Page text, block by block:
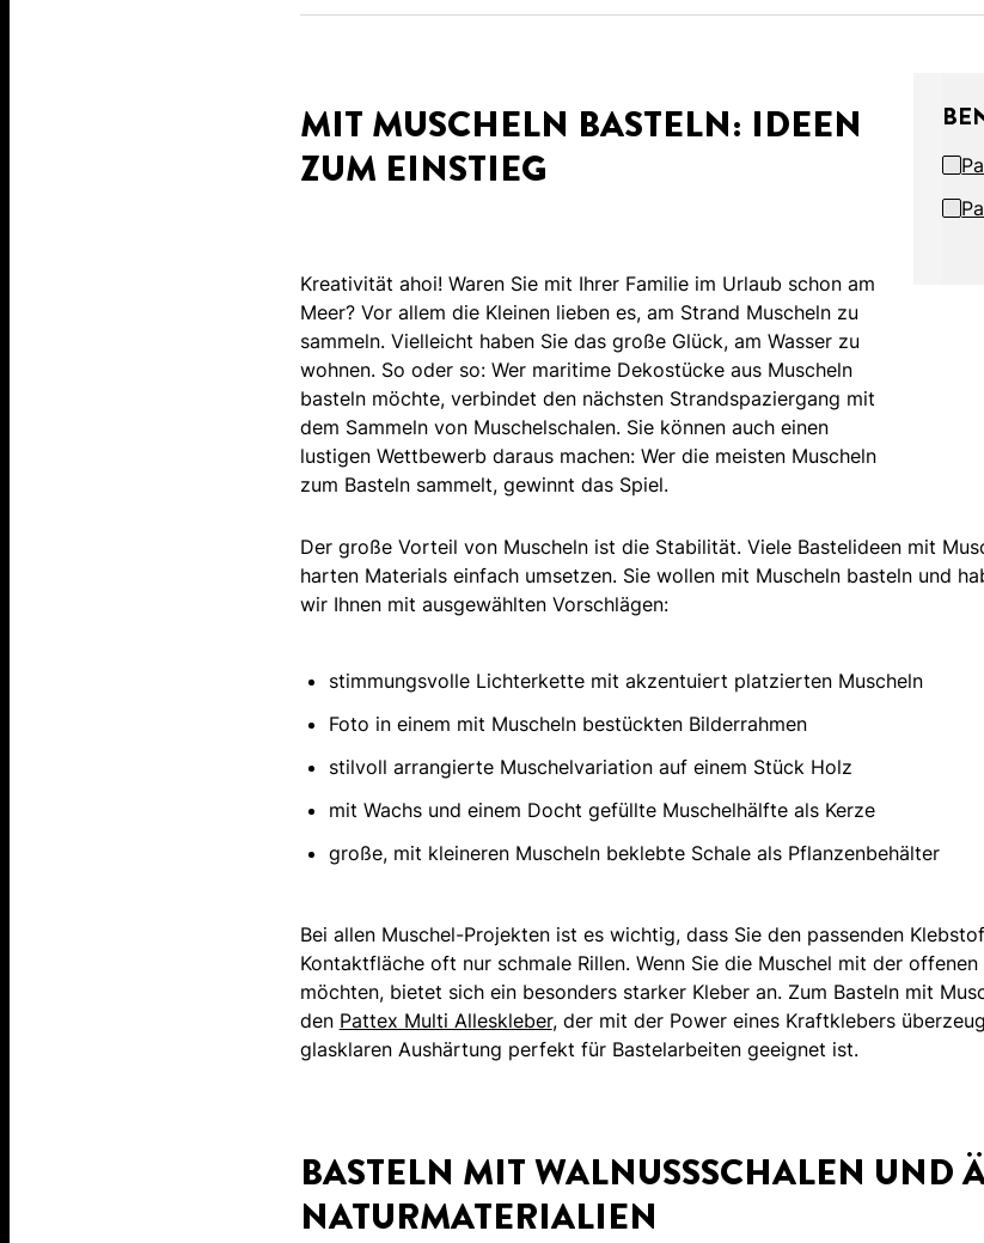
MIT MUSCHELN BASTELN: IDEEN
ZUM EINSTIEG
Kreativität ahoi! Waren Sie mit Ihrer Familie im Urlaub schon am
Meer? Vor allem die Kleinen lieben es, am Strand Muscheln zu
sammeln. Vielleicht haben Sie das große Glück, am Wasser zu
wohnen. So oder so: Wer maritime Dekostücke aus Muscheln
basteln möchte, verbindet den nächsten Strandspaziergang mit
dem Sammeln von Muschelschalen. Sie können auch einen
lustigen Wettbewerb daraus machen: Wer die meisten Muscheln
zum Basteln sammelt, gewinnt das Spiel.
Der große Vorteil von Muscheln ist die Stabilität. Viele Bastelideen mit
harten Materials einfach umsetzen. Sie wollen mit Muscheln basteln und
wir Ihnen mit ausgewählten Vorschlägen:
stimmungsvolle Lichterkette mit akzentuiert platzierten Muscheln
Foto in einem mit Muscheln bestückten Bilderrahmen
stilvoll arrangierte Muschelvariation auf einem Stück Holz
mit Wachs und einem Docht gefüllte Muschelhälfte als Kerze
große, mit kleineren Muscheln beklebte Schale als Pflanzenbehälter
Bei allen Muschel-Projekten ist es wichtig, dass Sie den passenden
Kontaktfläche oft nur schmale Rillen. Wenn Sie die Muschel mit der
möchten, bietet sich ein besonders starker Kleber an. Zum Basteln mit
den Pattex Multi Alleskleber, der mit der Power eines Kraftklebers
glasklaren Aushärtung perfekt für Bastelarbeiten geeignet ist.
BASTELN MIT WALNUSSSCHALEN UND
NATURMATERIALIEN